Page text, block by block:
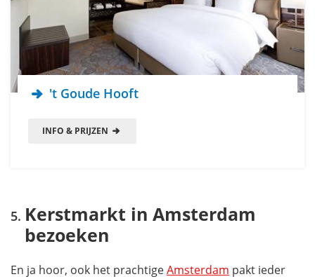
't Goude Hooft
INFO & PRIJZEN
Kerstmarkt in Amsterdam
bezoeken
En ja hoor, ook het prachtigeAmsterdam pakt ieder